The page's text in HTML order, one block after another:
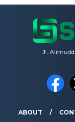
Jl.
ABOUT